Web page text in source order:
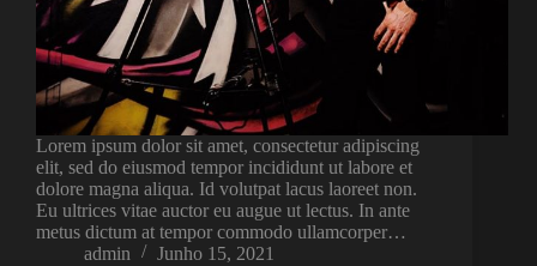
Lorem ipsum dolor sit amet, consectetur adipiscing
elit, sed do eiusmod tempor incididunt ut labore et
dolore magna aliqua. Id volutpat lacus laoreet non.
Eu ultrices vitae auctor eu augue ut lectus. In ante
metus dictum at tempor commodo ullamcorper…
admin
Junho 15, 2021